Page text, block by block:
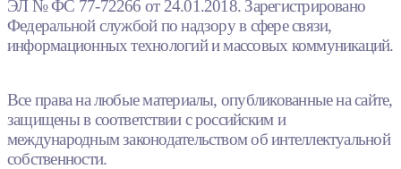
ЭЛ № ФС 77-72266 от 24.01.2018. Зарегистрировано
Федеральной службой по надзору в сфере связи,
информационных технологий и массовых коммуникаций.
Все права на любые материалы, опубликованные на сайте,
защищены в соответствии с российским и
международным законодательством об интеллектуальной
собственности.